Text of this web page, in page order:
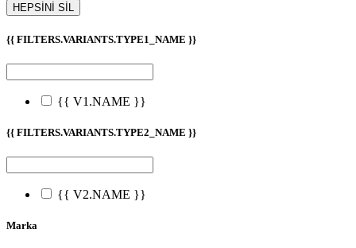
HEPSİNİ SİL
{{ FILTERS.VARIANTS.TYPE1_NAME }}
{{ V1.NAME }}
{{ FILTERS.VARIANTS.TYPE2_NAME }}
{{ V2.NAME }}
Marka